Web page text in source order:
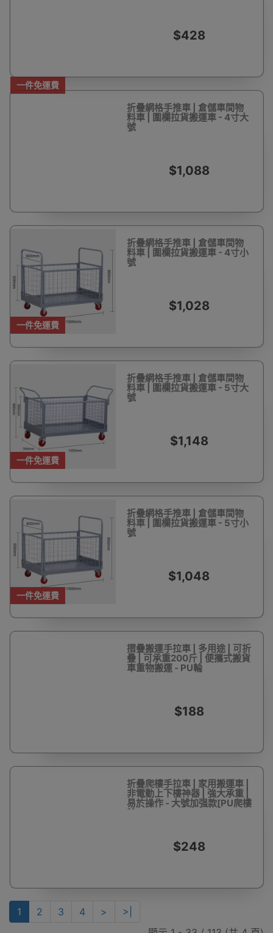
$428
一件免運費
折疊網格手推車 | 倉儲車間物
料車 | 圍欄拉貨搬運車 - 4寸大
號
$1,088
一件免運費
折疊網格手推車 | 倉儲車間物
料車 | 圍欄拉貨搬運車 - 4寸小
號
$1,028
一件免運費
折疊網格手推車 | 倉儲車間物
料車 | 圍欄拉貨搬運車 - 5寸大
號
$1,148
一件免運費
折疊網格手推車 | 倉儲車間物
料車 | 圍欄拉貨搬運車 - 5寸小
號
$1,048
摺疊搬運手拉車 | 多用途 | 可折
疊 | 可承重200斤 | 便攜式搬貨
車重物搬運 - PU輪
$188
折疊爬樓手拉車 | 家用搬運車 |
非電動上下樓神器 | 強大承重 |
易於操作 - 大號加强款[PU爬樓
輪]
$248
1 2 3 4 >
>|